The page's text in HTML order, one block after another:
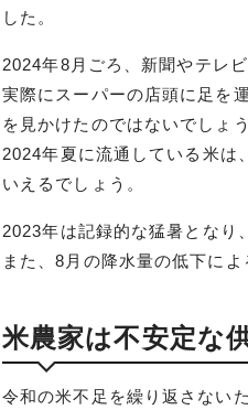
した。
2024年8月ごろ、新聞やテレ
実際にスーパーの店頭に足を
を見かけたのではないでしょう
2024年夏に流通している米は
いえるでしょう。
2023年は記録的な猛暑となり
また、8月の降水量の低下に
米農家は不安定な
令和の米不足を繰り返さない